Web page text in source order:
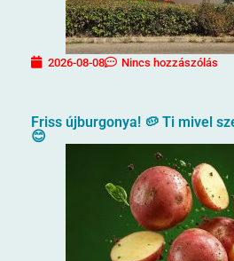
2026-08-08 Nincs hozzászólás
Friss újburgonya! 🥔 Ti mivel
😊